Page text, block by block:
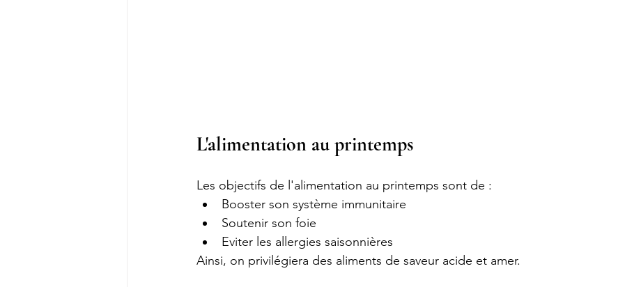
L'alimentation au printemps
Les objectifs de l'alimentation au printemps sont de :
Booster son système immunitaire
Soutenir son foie
Eviter les allergies saisonnières
Ainsi, on privilégiera des aliments de saveur acide et amer.